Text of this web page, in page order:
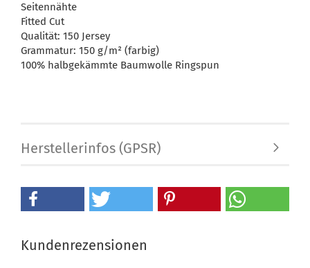
Seitennähte
Fitted Cut
Qualität: 150 Jersey
Grammatur: 150 g/m² (farbig)
100% halbgekämmte Baumwolle Ringspun
Herstellerinfos (GPSR)
Kundenrezensionen